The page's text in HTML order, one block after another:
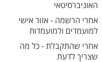
האוניברסיטאי
אחרי הרשמה - אזור אישי
למועמדים ולמועמדות
אחרי שהתקבלת - כל מה
שצריך לדעת